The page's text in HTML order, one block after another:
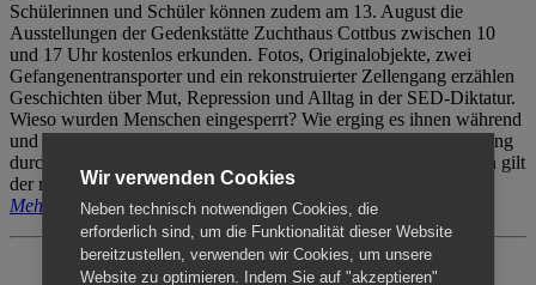
Schülerinnen und Schüler können zudem am 13. August die
Ausstellungen der Gedenkstätte Zuchthaus Cottbus zwischen 10
und 17 Uhr kostenlos erkunden. Fotos, Originalobjekte, zwei
Gefangenentransporter und ein rekonstruierter Zellengang erzählen
Geschichten über Mut, Repression und Alltag in der SED-Diktatur.
Wieso wurden Menschen eingesperrt? Wie erging es ihnen während
und nach der Haft? Der Besuch erfolgt individuell ohne Betreuung
durch das Menschenrechtszentrum Cottbus. Für Begleitpersonen gilt
der reguläre Eintritt (8€ / ermäßigt 5€).
Mehr erfahren
Wir verwenden Cookies
Neben technisch notwendigen Cookies, die
erforderlich sind, um die Funktionalität dieser Website
bereitzustellen, verwenden wir Cookies, um unsere
Website zu optimieren. Indem Sie auf "akzeptieren"